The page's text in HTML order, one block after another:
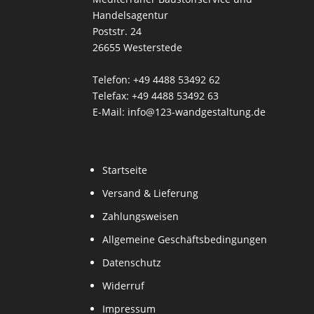
Handelsagentur
Poststr. 24
26655 Westerstede
Telefon: +49 4488 53492 62
Telefax: +49 4488 53492 63
E-Mail: info@123-wandgestaltung.de
Startseite
Versand & Lieferung
Zahlungsweisen
Allgemeine Geschäftsbedingungen
Datenschutz
Widerruf
Impressum